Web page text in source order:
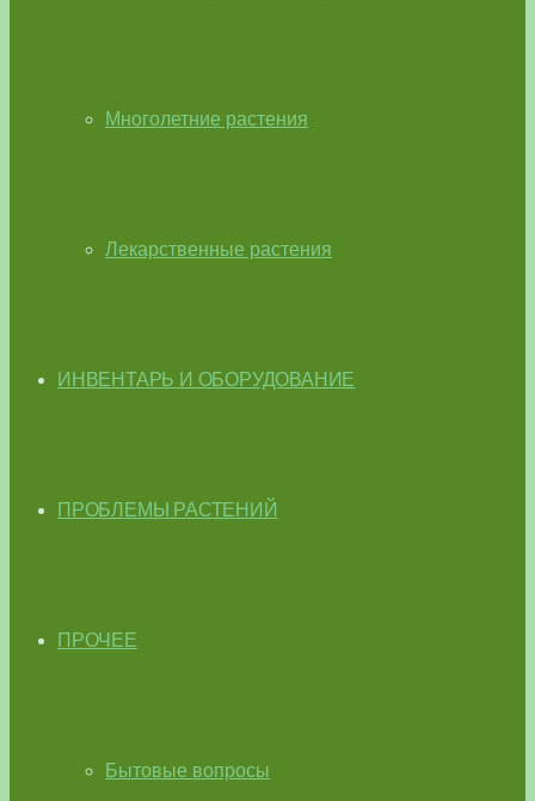
Многолетние растения
Лекарственные растения
ИНВЕНТАРЬ И ОБОРУДОВАНИЕ
ПРОБЛЕМЫ РАСТЕНИЙ
ПРОЧЕЕ
Бытовые вопросы